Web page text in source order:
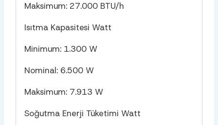
Maksimum: 27.000 BTU/h
Isıtma Kapasitesi Watt
Minimum: 1.300 W
Nominal: 6.500 W
Maksimum: 7.913 W
Soğutma Enerji Tüketimi Watt